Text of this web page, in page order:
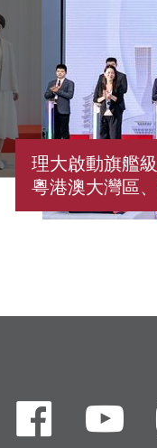
理大啟動旗艦
粵港澳大灣區
Mobile